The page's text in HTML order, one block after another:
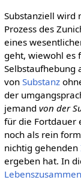
Substanziell wird
Prozess des
eines
geht, wiewohl es
Selbstaufhebung
von Substanz
der
jemand von der
für die Fortdauer
noch als rein
nichtig gehenden
ergeben hat. In